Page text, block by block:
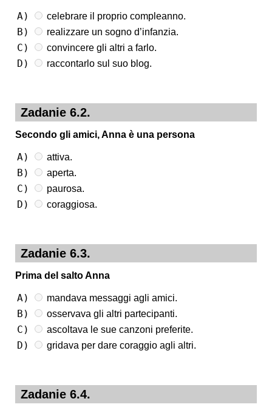
A) celebrare il proprio compleanno.
B) realizzare un sogno d’infanzia.
C) convincere gli altri a farlo.
D) raccontarlo sul suo blog.
Zadanie 6.2.
Secondo gli amici, Anna è una persona
A) attiva.
B) aperta.
C) paurosa.
D) coraggiosa.
Zadanie 6.3.
Prima del salto Anna
A) mandava messaggi agli amici.
B) osservava gli altri partecipanti.
C) ascoltava le sue canzoni preferite.
D) gridava per dare coraggio agli altri.
Zadanie 6.4.